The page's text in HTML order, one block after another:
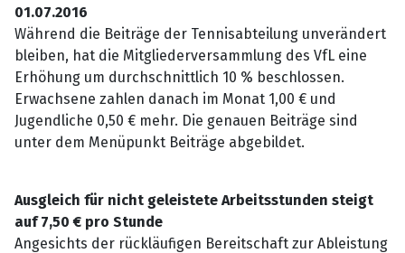
01.07.2016
Während die Beiträge der Tennisabteilung unverändert
bleiben, hat die Mitgliederversammlung des VfL eine
Erhöhung um durchschnittlich 10 % beschlossen.
Erwachsene zahlen danach im Monat 1,00 € und
Jugendliche 0,50 € mehr. Die genauen Beiträge sind
unter dem Menüpunkt Beiträge abgebildet.
Ausgleich für nicht geleistete Arbeitsstunden steigt
auf 7,50 € pro Stunde
Angesichts der rückläufigen Bereitschaft zur Ableistung